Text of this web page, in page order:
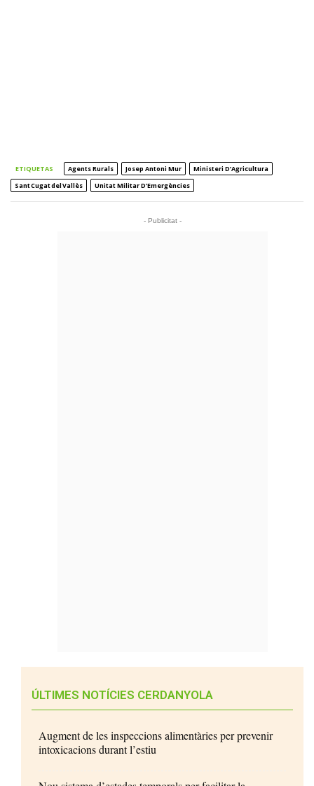
ETIQUETAS Agents Rurals Josep Antoni Mur
Ministeri D’Agricultura
Sant Cugat Del Vallès
Unitat Militar D’Emergències
- Publicitat -
ÚLTIMES NOTÍCIES CERDANYOLA
Augment de les inspeccions alimentàries per prevenir
intoxicacions durant l’estiu